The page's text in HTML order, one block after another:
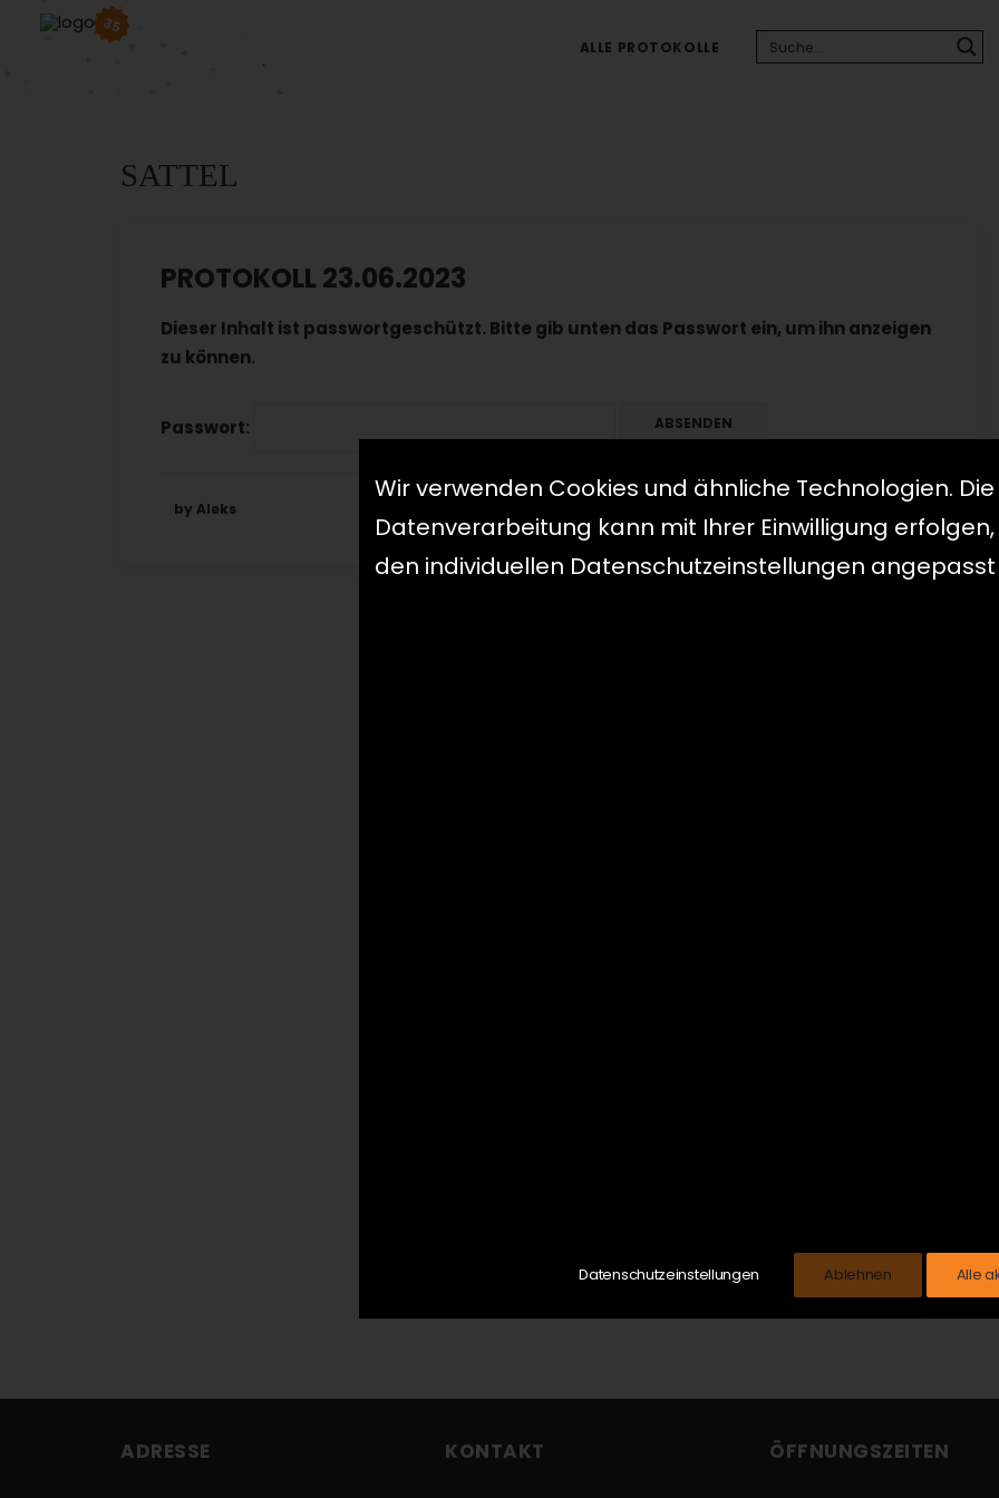
35
ALLE PROTOKOLLE
SATTEL
PROTOKOLL 23.06.2023
Dieser Inhalt ist passwortgeschützt. Bitte gib unten das Passwort ein, um ihn anzeigen
zu können.
Passwort:
by Aleks
ADRESSE KONTAKT ÖFFNUNGSZEITEN
Wir verwenden Cookies und ähnliche Technologien. Die
Datenverarbeitung kann mit Ihrer Einwilligung
den individuellen Datenschutzeinstellungen
Datenschutzeinstellungen Ablehnen Alle